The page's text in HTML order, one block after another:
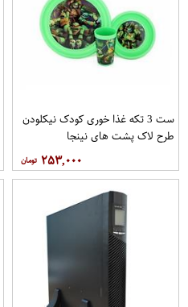
ست 3 تکه غذا خوری کودک نیکلودن
طرح لاک پشت های نینجا
۲۵۳,۰۰۰